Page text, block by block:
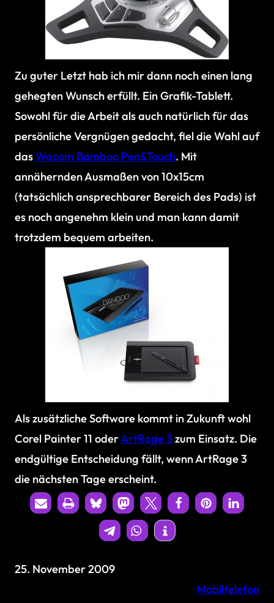
Zu guter Letzt hab ich mir dann noch einen lang
gehegten Wunsch erfüllt. Ein Grafik-Tablett.
Sowohl für die Arbeit als auch natürlich für das
persönliche Vergnügen gedacht, fiel die Wahl auf
dasWacom Bamboo Pen&Touch. Mit
annähernden Ausmaßen von 10x15cm
(tatsächlich ansprechbarer Bereich des Pads) ist
es noch angenehm klein und man kann damit
trotzdem bequem arbeiten.
Als zusätzliche Software kommt in Zukunft wohl
Corel Painter 11 oderArtRage 3zum Einsatz. Die
endgültige Entscheidung fällt, wenn ArtRage 3
die nächsten Tage erscheint.
25. November 2009
Mobiltelefon